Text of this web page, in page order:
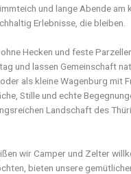
und lange Abende am
Erlebnisse, die bleiben.
Hecken und feste
und lassen Gemeinschaft
als kleine Wagenburg mit
Stille und echte
Landschaft des
wir Camper und Zelter
bieten unsere